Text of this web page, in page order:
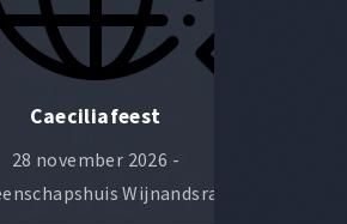
Caeciliafeest
28 november 2026 -
Wijnandsrade